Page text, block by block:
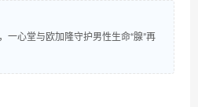
一心堂与欧加隆守护男性生命“腺”再